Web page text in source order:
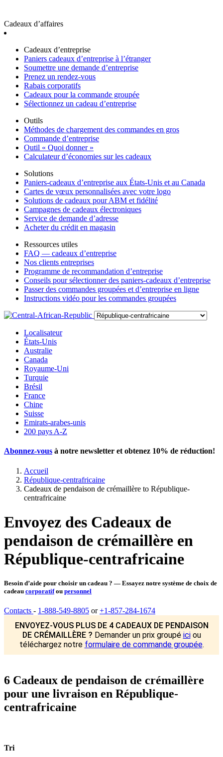
Cadeaux d’affaires
Cadeaux d’entreprise
Paniers cadeaux d’entreprise à l’étranger
Soumettre une demande d’entreprise
Prenez un rendez-vous
Rabais corporatifs
Cadeaux pour la commande groupée
Sélectionnez un cadeau d’entreprise
Outils
Méthodes de chargement des commandes en gros
Commande d’entreprise
Outil « Quoi donner »
Calculateur d’économies sur les cadeaux
Solutions
Paniers-cadeaux d’entreprise aux États-Unis et au Canada
Cartes de vœux personnalisées avec votre logo
Solutions de cadeaux pour ABM et fidélité
Campagnes de cadeaux électroniques
Service de demande d’adresse
Acheter du crédit en magasin
Ressources utiles
FAQ — cadeaux d’entreprise
Nos clients entreprises
Programme de recommandation d’entreprise
Conseils pour sélectionner des paniers-cadeaux d’entreprise
Passer des commandes groupées et d’entreprise en ligne
Instructions vidéo pour les commandes groupées
Localisateur
États-Unis
Australie
Canada
Royaume-Uni
Turquie
Brésil
France
Chine
Suisse
Emirats-arabes-unis
200 pays A-Z
Abonnez-vous à notre newsletter et obtenez 10% de réduction!
Accueil
République-centrafricaine
Cadeaux de pendaison de crémaillère to République-
centrafricaine
Envoyez des Cadeaux de
pendaison de crémaillère en
République-centrafricaine
Besoin d’aide pour choisir un cadeau ? — Essayez notre système de choix de
cadeau corporatifou personnel
Contacts - 1-888-549-8805 or+1-857-284-1674
ENVOYEZ-VOUS PLUS DE 4 CADEAUX DE PENDAISON
DE CRÉMAILLÈRE ? Demander un prix groupé iciou
téléchargez notre formulaire de commande groupée.
6 Cadeaux de pendaison de crémaillère
pour une livraison en République-
centrafricaine
Tri